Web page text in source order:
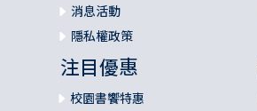
消息活動
隱私權政策
注目優惠
校園書饗特惠